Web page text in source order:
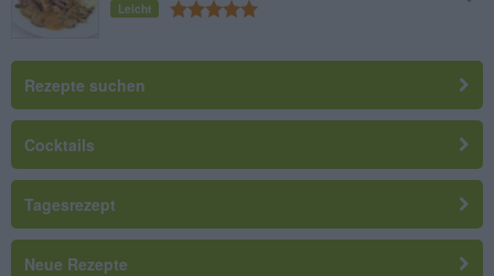
Leicht
Rezepte suchen
Cocktails
Tagesrezept
Neue Rezepte